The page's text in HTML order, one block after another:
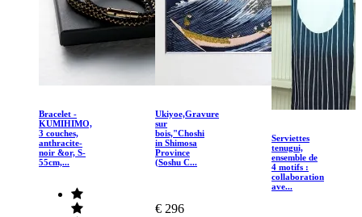
Bracelet -
KUMIHIMO,
3 couches,
anthracite-
noir &or, S-
55cm,...
Ukiyoe,Gravure
sur
bois,"Choshi
in Shimosa
Province
(Soshu C...
€ 296
Serviettes
tenugui,
ensemble de
4 motifs :
collaboration
ave...